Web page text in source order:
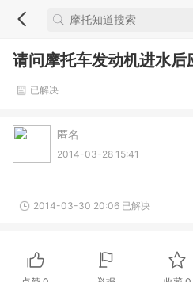
请问摩托车发动机进水后
已解决
匿名
2014-03-28 15:41
2014-03-30 20:06 已解决